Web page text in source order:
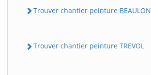
Trouver chantier peinture BEAULON
Trouver chantier peinture TREVOL